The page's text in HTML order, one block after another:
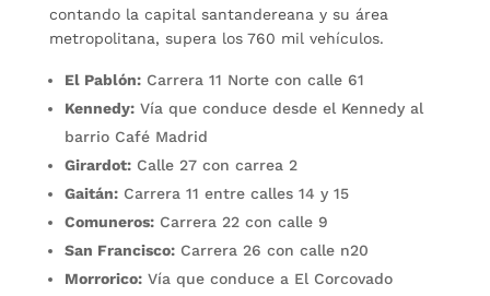
contando la capital santandereana y su área
metropolitana, supera los 760 mil vehículos.
El Pablón:Carrera 11 Norte con calle 61
Kennedy:Vía que conduce desde el Kennedy al
barrio Café Madrid
Girardot:Calle 27 con carrea 2
Gaitán:Carrera 11 entre calles 14 y 15
Comuneros:Carrera 22 con calle 9
San Francisco:Carrera 26 con calle n20
Morrorico:Vía que conduce a El Corcovado